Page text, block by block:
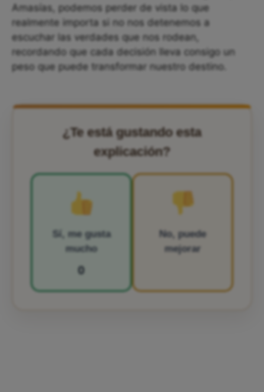
Amasías, podemos perder de vista lo que
realmente importa si no nos detenemos a
escuchar las verdades que nos rodean,
recordando que cada decisión lleva consigo un
peso que puede transformar nuestro destino.
¿Te está gustando esta
explicación?
Sí, me gusta
mucho
0
No, puede
mejorar